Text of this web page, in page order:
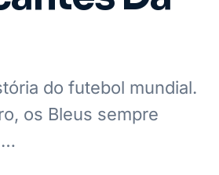
do futebol mundial.
os Bleus sempre